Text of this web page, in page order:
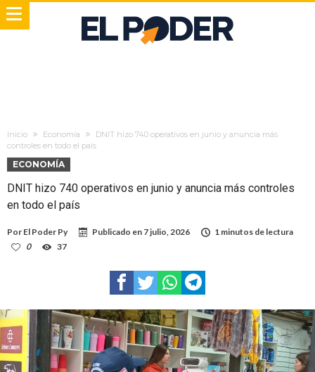
Inicio Economía
DNIT hizo 740 operativos en junio y anuncia más
controles en todo el país
ECONOMÍA
DNIT hizo 740 operativos en junio y anuncia más controles
en todo el país
Por El Poder Py Publicado en 7 julio, 2026
1 minutos de lectura
0
37